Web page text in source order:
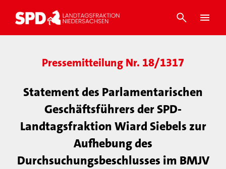
Pressemitteilung Nr. 18/1317
Statement des Parlamentarischen
Geschäftsführers der SPD-
Landtagsfraktion Wiard Siebels zur
Aufhebung des
Durchsuchungsbeschlusses im BMJV